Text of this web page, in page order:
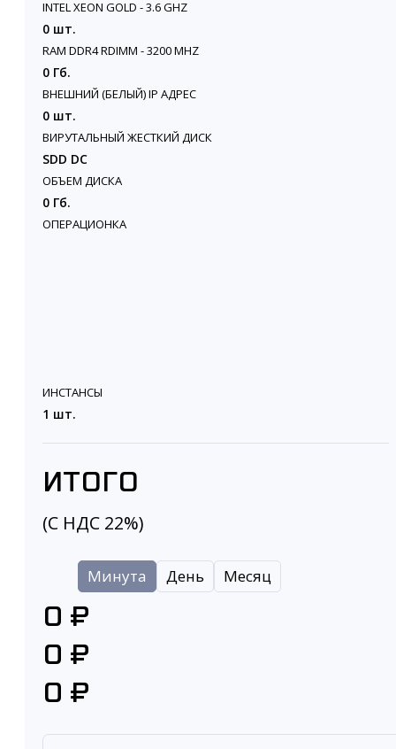
INTEL XEON GOLD - 3.6 GHZ
0 шт.
RAM DDR4 RDIMM - 3200 MHZ
0 Гб.
ВНЕШНИЙ (БЕЛЫЙ) IP АДРЕС
0 шт.
ВИРУТАЛЬНЫЙ ЖЕСТКИЙ ДИСК
SDD DC
ОБЪЕМ ДИСКА
0 Гб.
ОПЕРАЦИОНКА
ИНСТАНСЫ
1 шт.
ИТОГО
(С НДС 22%)
Минута День Месяц
0 ₽
0 ₽
0 ₽